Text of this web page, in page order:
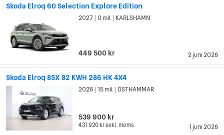
Skoda Elroq 60 Selection Explore Edition
2 juni 2026
2027 0 mil KARLSHAMN
449 500 kr
Skoda Elroq 85X 82 KWH 286 HK 4X4
1 juni 2026
2026 15 mil ÖSTHAMMAR
539 900 kr
431 920 krexkl. moms